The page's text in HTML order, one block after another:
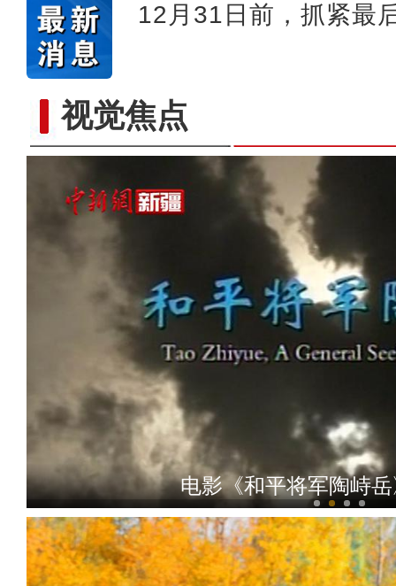
12月31日前，抓紧最
视觉焦点庆祝兵团成立70周年主题宣
电影《和平将军陶峙